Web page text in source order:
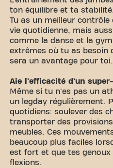
ton équilibre et ta
Tu as un meilleur
vie quotidienne, mais
comme la danse et la
extrêmes où tu as besoin
sera un avantage pour toi.
Aie l'efficacité d'un
Même si tu n'es pas un
un legday régulièrement.
quotidiens: soulever des
transporter des
meubles. Ces
beaucoup plus faciles
est fort et que tes
flexions.